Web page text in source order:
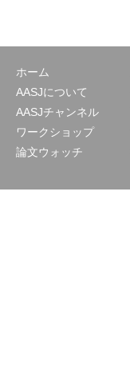
ホーム
AASJについて
AASJチャンネル
ワークショップ
論文ウォッチ